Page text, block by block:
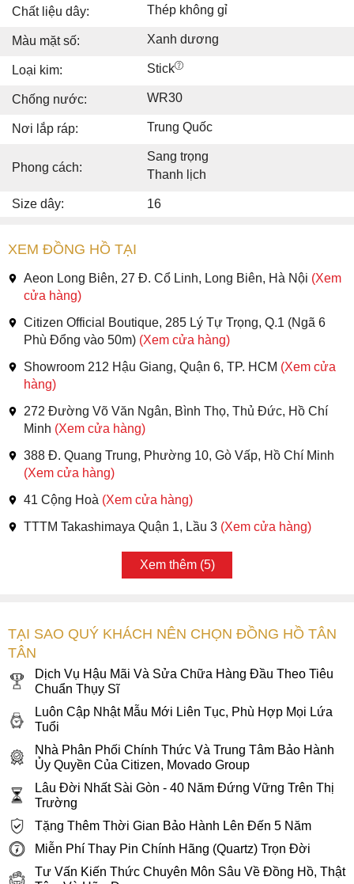
Chất liệu dây: Thép không gỉ
Màu mặt số: Xanh dương
Loại kim: Stick
Chống nước: WR30
Nơi lắp ráp: Trung Quốc
Phong cách:
Sang trọng
Thanh lịch
Size dây: 16
XEM ĐỒNG HỒ TẠI
Aeon Long Biên, 27 Đ. Cổ Linh, Long Biên, Hà Nội (Xem
cửa hàng)
Citizen Official Boutique, 285 Lý Tự Trọng, Q.1 (Ngã 6
Phù Đổng vào 50m) (Xem cửa hàng)
Showroom 212 Hậu Giang, Quận 6, TP. HCM (Xem cửa
hàng)
272 Đường Võ Văn Ngân, Bình Thọ, Thủ Đức, Hồ Chí
Minh (Xem cửa hàng)
388 Đ. Quang Trung, Phường 10, Gò Vấp, Hồ Chí Minh
(Xem cửa hàng)
41 Cộng Hoà (Xem cửa hàng)
TTTM Takashimaya Quận 1, Lầu 3 (Xem cửa hàng)
Xem thêm (5)
TẠI SAO QUÝ KHÁCH NÊN CHỌN ĐỒNG HỒ TÂN
TÂN
Dịch Vụ Hậu Mãi Và Sửa Chữa Hàng Đầu Theo Tiêu
Chuẩn Thụy Sĩ
Luôn Cập Nhật Mẫu Mới Liên Tục, Phù Hợp Mọi Lứa
Tuổi
Nhà Phân Phối Chính Thức Và Trung Tâm Bảo Hành
Ủy Quyền Của Citizen, Movado Group
Lâu Đời Nhất Sài Gòn - 40 Năm Đứng Vững Trên Thị
Trường
Tặng Thêm Thời Gian Bảo Hành Lên Đến 5 Năm
Miễn Phí Thay Pin Chính Hãng (Quartz) Trọn Đời
Tư Vấn Kiến Thức Chuyên Môn Sâu Về Đồng Hồ, Thật